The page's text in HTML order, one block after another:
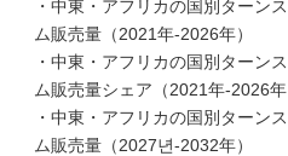
・中東・アフリカの国別ターン
ム販売量（2021年-2026年）
・中東・アフリカの国別ターン
ム販売量シェア（2021年-2026年
・中東・アフリカの国別ターン
ム販売量（2027년-2032年）